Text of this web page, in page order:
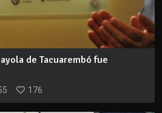
de Tacuarembó fue
176